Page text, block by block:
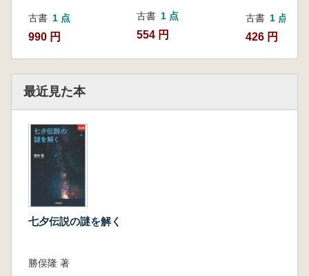
勅撰集から新続古今集/
四、万葉集と勅撰和歌集における七夕歌語
第四章 うつほ物語の七夕
一、七夕の聖数「七」を基調とした物語/
二、平安貴族の七夕行事
第五章 伊勢物語・大和物語の七夕
一、伊勢物語/二、大和物語
第六章 鵲の橋は日本でどう変化したか
一、中国における鵲の橋/二、日本における
鵲の橋
第七章 紅葉の橋とは何か
一、古今集での「紅葉の橋」の誕生/二、古
今集以降の勅撰集等
第八章 枕草子・源氏物語・梁塵秘抄・建礼門
一、枕草子/二、源氏物語/三、梁塵秘抄/四、
古書 1 点
990 円
古書 1 点
554 円
古書 1 点
426 円
最近見た本
七夕伝説の謎を解く
勝俣隆 著